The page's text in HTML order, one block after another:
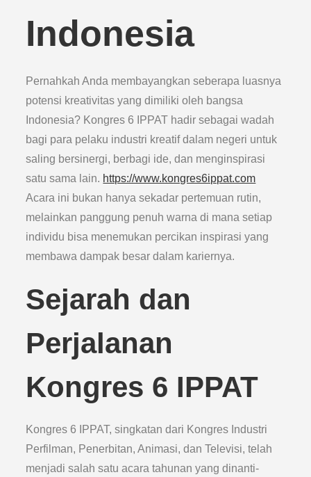
Indonesia
Pernahkah Anda membayangkan seberapa luasnya
potensi kreativitas yang dimiliki oleh bangsa
Indonesia? Kongres 6 IPPAT hadir sebagai wadah
bagi para pelaku industri kreatif dalam negeri untuk
saling bersinergi, berbagi ide, dan menginspirasi
satu sama lain. https://www.kongres6ippat.com
Acara ini bukan hanya sekadar pertemuan rutin,
melainkan panggung penuh warna di mana setiap
individu bisa menemukan percikan inspirasi yang
membawa dampak besar dalam kariernya.
Sejarah dan
Perjalanan
Kongres 6 IPPAT
Kongres 6 IPPAT, singkatan dari Kongres Industri
Perfilman, Penerbitan, Animasi, dan Televisi, telah
menjadi salah satu acara tahunan yang dinanti-